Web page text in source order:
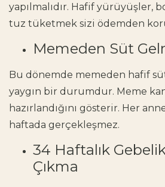
yapılmalıdır. Hafif yürüyüşler,
tuz tüketmek sizi ödemden
Memeden Süt
Bu dönemde memeden hafif
yaygın bir durumdur. Meme
hazırlandığını gösterir. Her
haftada gerçekleşmez.
34 Haftalık
Çıkma